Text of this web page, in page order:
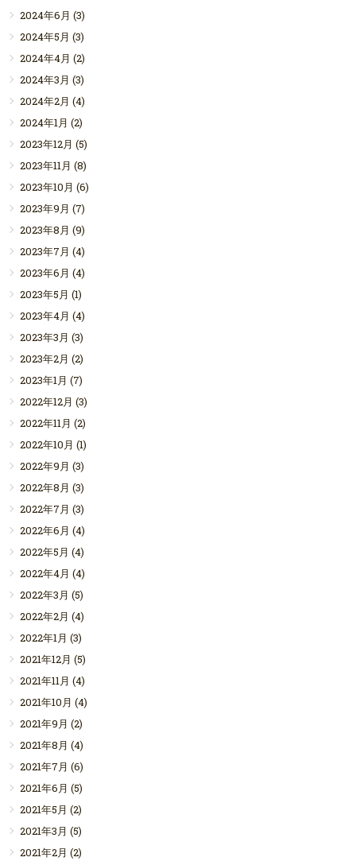
2024年6月 (3)
2024年5月 (3)
2024年4月 (2)
2024年3月 (3)
2024年2月 (4)
2024年1月 (2)
2023年12月 (5)
2023年11月 (8)
2023年10月 (6)
2023年9月 (7)
2023年8月 (9)
2023年7月 (4)
2023年6月 (4)
2023年5月 (1)
2023年4月 (4)
2023年3月 (3)
2023年2月 (2)
2023年1月 (7)
2022年12月 (3)
2022年11月 (2)
2022年10月 (1)
2022年9月 (3)
2022年8月 (3)
2022年7月 (3)
2022年6月 (4)
2022年5月 (4)
2022年4月 (4)
2022年3月 (5)
2022年2月 (4)
2022年1月 (3)
2021年12月 (5)
2021年11月 (4)
2021年10月 (4)
2021年9月 (2)
2021年8月 (4)
2021年7月 (6)
2021年6月 (5)
2021年5月 (2)
2021年3月 (5)
2021年2月 (2)